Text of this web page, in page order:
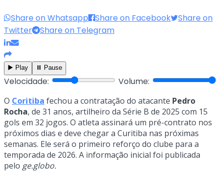
Share on Whatsapp Share on Facebook
Share on
Twitter
Share on Telegram
▶️ Play ⏸️ Pause
Velocidade: Volume:
O Coritiba fechou a contratação do atacante Pedro
Rocha, de 31 anos, artilheiro da Série B de 2025 com 15
gols em 32 jogos. O atleta assinará um pré-contrato nos
próximos dias e deve chegar a Curitiba nas próximas
semanas. Ele será o primeiro reforço do clube para a
temporada de 2026. A informação inicial foi publicada
pelo ge.globo.